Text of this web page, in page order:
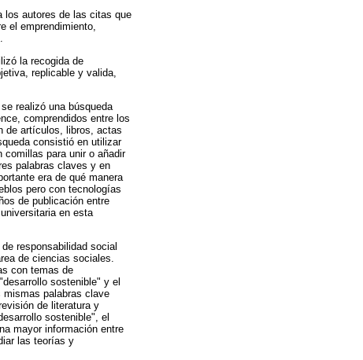
los autores de las citas que
el emprendimiento,
la recogida de
replicable y valida,
realizó una búsqueda
comprendidos entre los
de artículos, libros, actas
consistió en utilizar
comillas para unir o añadir
palabras claves y en
era de qué manera
pero con tecnologías
de publicación entre
en esta
responsabilidad social
de ciencias sociales.
con temas de
sostenible" y el
palabras clave
de literatura y
sostenible", el
mayor información entre
las teorías y